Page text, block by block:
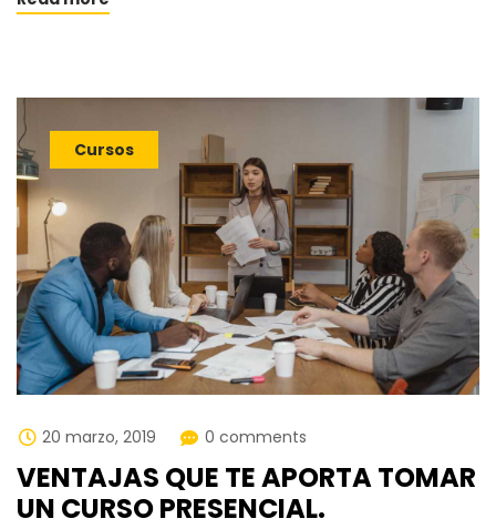
Cursos
20 marzo, 2019 0 comments
VENTAJAS QUE TE APORTA TOMAR
UN CURSO PRESENCIAL.